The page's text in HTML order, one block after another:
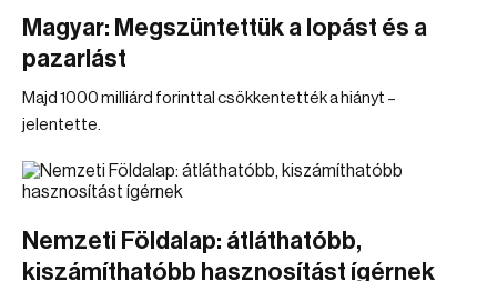
Magyar: Megszüntettük a lopást és a
pazarlást
Majd 1000 milliárd forinttal csökkentették a hiányt –
jelentette.
Nemzeti Földalap: átláthatóbb,
kiszámíthatóbb hasznosítást ígérnek